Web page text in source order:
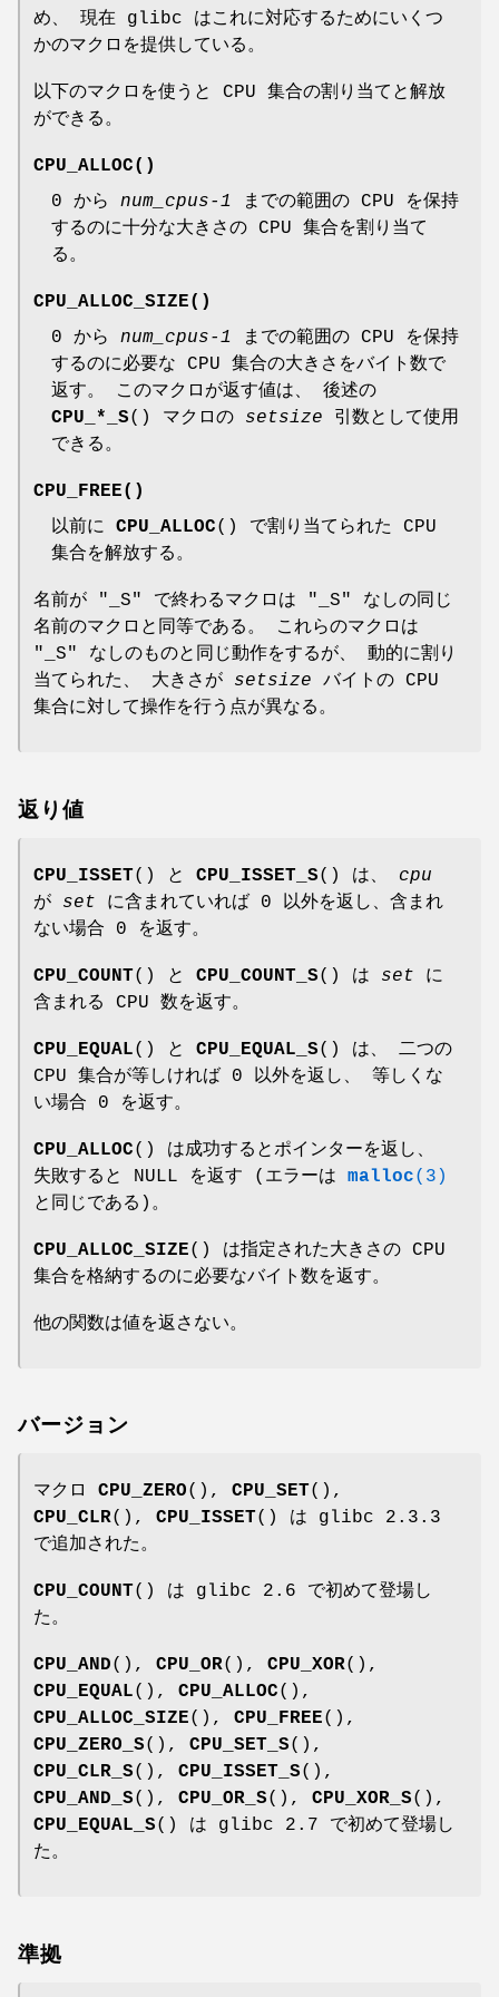
め、 現在 glibc はこれに対応するためにいくつ
かのマクロを提供している。
以下のマクロを使うと CPU 集合の割り当てと解放
ができる。
CPU_ALLOC()
0 から num_cpus-1 までの範囲の CPU を保持
するのに十分な大きさの CPU 集合を割り当て
る。
CPU_ALLOC_SIZE()
0 から num_cpus-1 までの範囲の CPU を保持
するのに必要な CPU 集合の大きさをバイト数で
返す。 このマクロが返す値は、 後述の
CPU_*_S() マクロの setsize 引数として使用
できる。
CPU_FREE()
以前に CPU_ALLOC() で割り当てられた CPU
集合を解放する。
名前が "_S" で終わるマクロは "_S" なしの同じ
名前のマクロと同等である。 これらのマクロは
"_S" なしのものと同じ動作をするが、 動的に割り
当てられた、 大きさが setsize バイトの CPU
集合に対して操作を行う点が異なる。
返り値
CPU_ISSET() と CPU_ISSET_S() は、 cpu
が set に含まれていれば 0 以外を返し、含まれ
ない場合 0 を返す。
CPU_COUNT() と CPU_COUNT_S() は set に
含まれる CPU 数を返す。
CPU_EQUAL() と CPU_EQUAL_S() は、 二つの
CPU 集合が等しければ 0 以外を返し、 等しくな
い場合 0 を返す。
CPU_ALLOC() は成功するとポインターを返し、
失敗すると NULL を返す (エラーは malloc(3)
と同じである)。
CPU_ALLOC_SIZE() は指定された大きさの CPU
集合を格納するのに必要なバイト数を返す。
他の関数は値を返さない。
バージョン
マクロ CPU_ZERO(), CPU_SET(),
CPU_CLR(), CPU_ISSET() は glibc 2.3.3
で追加された。
CPU_COUNT() は glibc 2.6 で初めて登場し
た。
CPU_AND(), CPU_OR(), CPU_XOR(),
CPU_EQUAL(), CPU_ALLOC(),
CPU_ALLOC_SIZE(), CPU_FREE(),
CPU_ZERO_S(), CPU_SET_S(),
CPU_CLR_S(), CPU_ISSET_S(),
CPU_AND_S(), CPU_OR_S(), CPU_XOR_S(),
CPU_EQUAL_S() は glibc 2.7 で初めて登場し
た。
準拠